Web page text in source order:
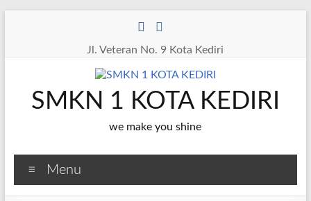
Jl. Veteran No. 9 Kota Kediri
SMKN 1 KOTA KEDIRI
we make you shine
Menu